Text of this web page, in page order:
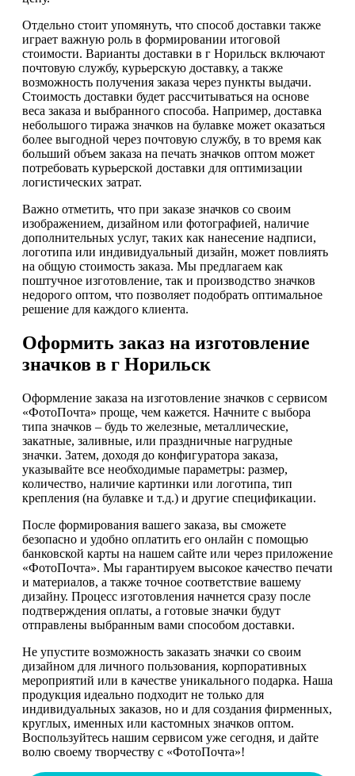
Отдельно стоит упомянуть, что способ доставки также
играет важную роль в формировании итоговой
стоимости. Варианты доставки в г Норильск включают
почтовую службу, курьерскую доставку, а также
возможность получения заказа через пункты выдачи.
Стоимость доставки будет рассчитываться на основе
веса заказа и выбранного способа. Например, доставка
небольшого тиража значков на булавке может оказаться
более выгодной через почтовую службу, в то время как
больший объем заказа на печать значков оптом может
потребовать курьерской доставки для оптимизации
логистических затрат.
Важно отметить, что при заказе значков со своим
изображением, дизайном или фотографией, наличие
дополнительных услуг, таких как нанесение надписи,
логотипа или индивидуальный дизайн, может повлиять
на общую стоимость заказа. Мы предлагаем как
поштучное изготовление, так и производство значков
недорого оптом, что позволяет подобрать оптимальное
решение для каждого клиента.
Оформить заказ на изготовление
значков в г Норильск
Оформление заказа на изготовление значков с сервисом
«ФотоПочта» проще, чем кажется. Начните с выбора
типа значков – будь то железные, металлические,
закатные, заливные, или праздничные нагрудные
значки. Затем, доходя до конфигуратора заказа,
указывайте все необходимые параметры: размер,
количество, наличие картинки или логотипа, тип
крепления (на булавке и т.д.) и другие спецификации.
После формирования вашего заказа, вы сможете
безопасно и удобно оплатить его онлайн с помощью
банковской карты на нашем сайте или через приложение
«ФотоПочта». Мы гарантируем высокое качество печати
и материалов, а также точное соответствие вашему
дизайну. Процесс изготовления начнется сразу после
подтверждения оплаты, а готовые значки будут
отправлены выбранным вами способом доставки.
Не упустите возможность заказать значки со своим
дизайном для личного пользования, корпоративных
мероприятий или в качестве уникального подарка. Наша
продукция идеально подходит не только для
индивидуальных заказов, но и для создания фирменных,
круглых, именных или кастомных значков оптом.
Воспользуйтесь нашим сервисом уже сегодня, и дайте
волю своему творчеству с «ФотоПочта»!